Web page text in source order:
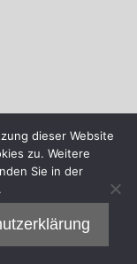
dieser Website
zu. Weitere
Sie in der